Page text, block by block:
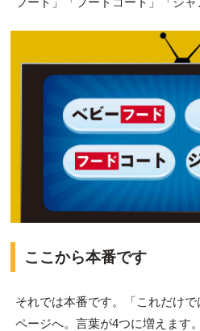
ここから本番です
それでは本番です。「これだけ
ページへ。言葉が4つに増えます。